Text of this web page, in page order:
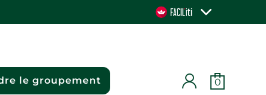
le groupement 0